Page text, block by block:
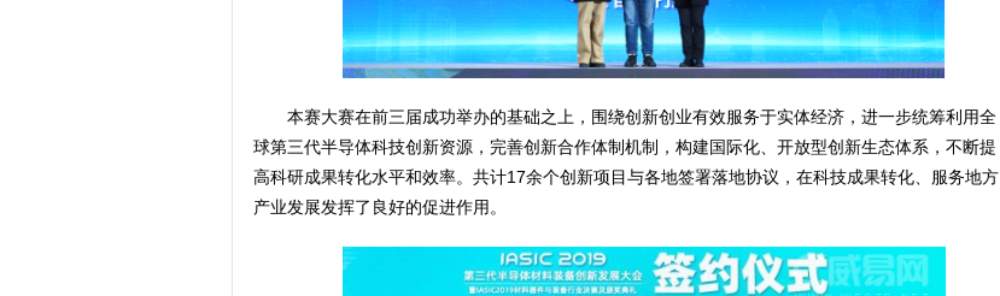
本赛大赛在前三届成功举办的基础之上，围绕创新创业有效服务于实体经济，进一步统筹利用全
球第三代半导体科技创新资源，完善创新合作体制机制，构建国际化、开放型创新生态体系，不断提
高科研成果转化水平和效率。共计17余个创新项目与各地签署落地协议，在科技成果转化、服务地方
产业发展发挥了良好的促进作用。